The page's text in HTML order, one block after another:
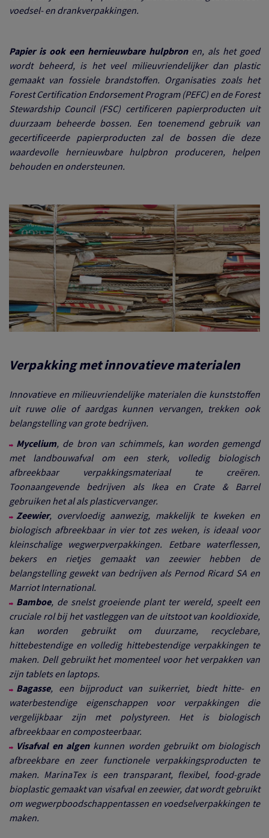
voedsel- en drankverpakkingen.
Papier is ook een hernieuwbare hulpbronen, als het goed
wordt beheerd, is het veel milieuvriendelijker dan plastic
gemaakt van fossiele brandstoffen. Organisaties zoals het
Forest Certification Endorsement Program (PEFC) en de Forest
Stewardship Council (FSC) certificeren papierproducten uit
duurzaam beheerde bossen. Een toenemend gebruik van
gecertificeerde papierproducten zal de bossen die deze
waardevolle hernieuwbare hulpbron produceren, helpen
behouden en ondersteunen.
Verpakking met innovatieve materialen
Innovatieve en milieuvriendelijke materialen die kunststoffen
uit ruwe olie of aardgas kunnen vervangen, trekken ook
belangstelling van grote bedrijven.
Mycelium, de bron van schimmels, kan worden gemengd
met landbouwafval om een sterk, volledig biologisch
afbreekbaar verpakkingsmateriaal te creëren.
Toonaangevende bedrijven als Ikea en Crate & Barrel
gebruiken het al als plasticvervanger.
Zeewier, overvloedig aanwezig, makkelijk te kweken en
biologisch afbreekbaar in vier tot zes weken, is ideaal voor
kleinschalige wegwerpverpakkingen. Eetbare waterflessen,
bekers en rietjes gemaakt van zeewier hebben de
belangstelling gewekt van bedrijven als Pernod Ricard SA en
Marriot International.
Bamboe, de snelst groeiende plant ter wereld, speelt een
cruciale rol bij het vastleggen van de uitstoot van kooldioxide,
kan worden gebruikt om duurzame, recyclebare,
hittebestendige en volledig hittebestendige verpakkingen te
maken. Dell gebruikt het momenteel voor het verpakken van
zijn tablets en laptops.
Bagasse, een bijproduct van suikerriet, biedt hitte- en
waterbestendige eigenschappen voor verpakkingen die
vergelijkbaar zijn met polystyreen. Het is biologisch
afbreekbaar en composteerbaar.
Visafval en algenkunnen worden gebruikt om biologisch
afbreekbare en zeer functionele verpakkingsproducten te
maken. MarinaTex is een transparant, flexibel, food-grade
bioplastic gemaakt van visafval en zeewier, dat wordt gebruikt
om wegwerpboodschappentassen en voedselverpakkingen te
maken.